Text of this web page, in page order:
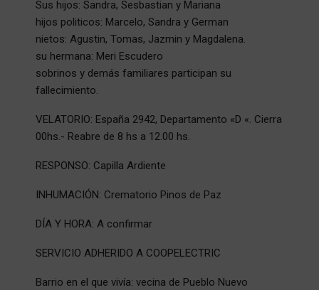
Sus hijos: Sandra, Sesbastian y Mariana
hijos politicos: Marcelo, Sandra y German
nietos: Agustin, Tomas, Jazmin y Magdalena.
su hermana: Meri Escudero
sobrinos y demás familiares participan su
fallecimiento.
VELATORIO: España 2942, Departamento «D «. Cierra
00hs.- Reabre de 8 hs a 12.00 hs.
RESPONSO: Capilla Ardiente
INHUMACIÓN: Crematorio Pinos de Paz
DÍA Y HORA: A confirmar
SERVICIO ADHERIDO A COOPELECTRIC
Barrio en el que vivía: vecina de Pueblo Nuevo